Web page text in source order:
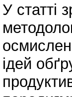
У статті
ідей